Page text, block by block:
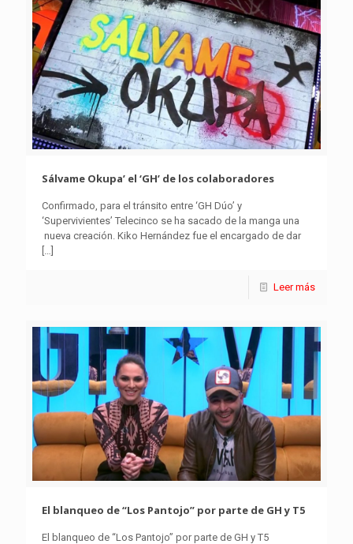
Sálvame Okupa’ el ‘GH’ de los colaboradores
Confirmado, para el tránsito entre ‘GH Dúo’ y
‘Supervivientes’ Telecinco se ha sacado de la manga una
nueva creación. Kiko Hernández fue el encargado de dar
[…]
Leer más
El blanqueo de “Los Pantojo” por parte de GH y T5
El blanqueo de “Los Pantojo” por parte de GH y T5